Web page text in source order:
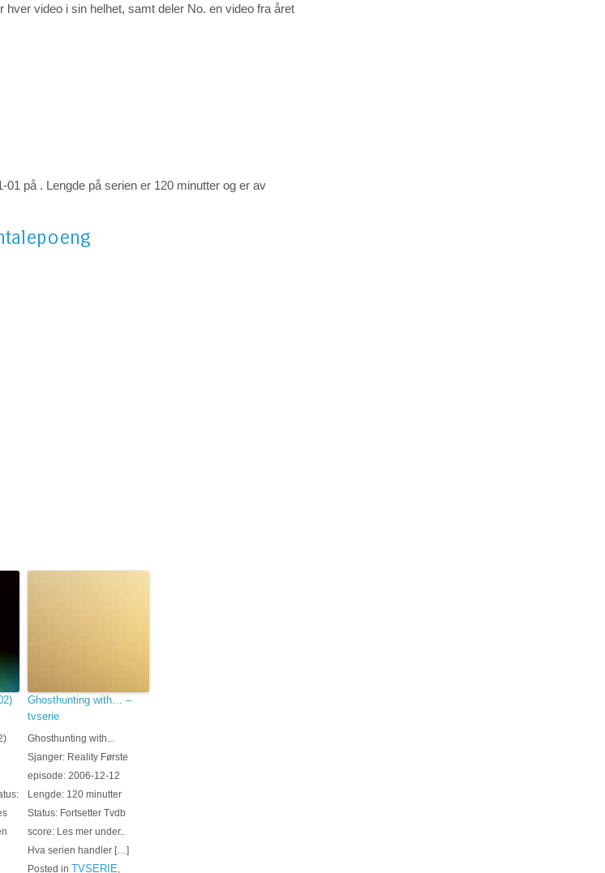
video i sin helhet, samt deler No. en video fra året
på . Lengde på serien er 120 minutter og er av
Ghosthunting with… –
tvserie
Ghosthunting with...
Sjanger: Reality Første
episode: 2006-12-12
Lengde: 120 minutter
Status: Fortsetter Tvdb
score: Les mer under..
Hva serien handler […]
Posted in TVSERIE